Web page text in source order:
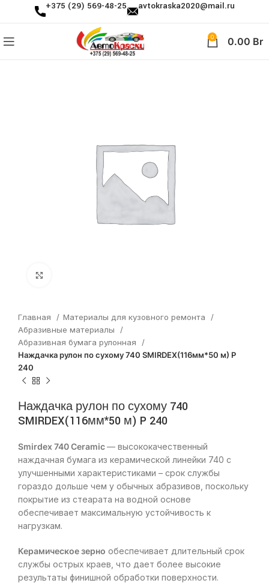
+375 (29) 569-48-25 avtokraska2020@mail.ru
0 0.00 Br
Главная
Материалы для кузовного ремонта
Абразивные материалы
Абразивная бумага рулонная
Наждачка рулон по сухому 740 SMIRDEX(116мм*50 м) P
240
Наждачка рулон по сухому 740
SMIRDEX(116мм*50 м) P 240
Smirdex 740 Ceramic— высококачественный
наждачная бумага из керамической линейки 740 с
улучшенными характеристиками – срок службы
гораздо дольше чем у обычных абразивов, поскольку
покрытие из стеарата на водной основе
обеспечивает максимальную устойчивость к
нагрузкам.
Керамическое зерно обеспечивает длительный срок
службы острых краев, что дает более высокие
результаты финишной обработки поверхности.